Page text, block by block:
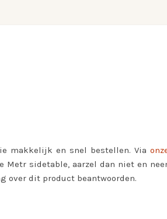
makkelijk en snel bestellen. Via
Metr sidetable, aarzel dan niet en
over dit product beantwoorden.